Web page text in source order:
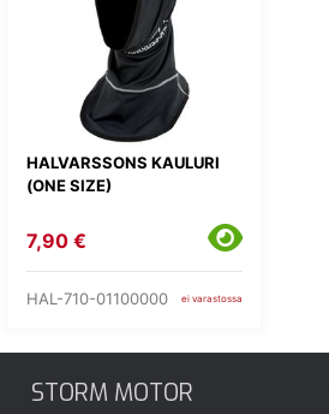
HALVARSSONS KAULURI
(ONE SIZE)
7,90 €
HAL-710-01100000 ei varastossa
STORM MOTOR